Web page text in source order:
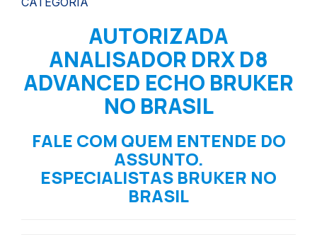
AUTORIZADA
ANALISADOR DRX D8
ADVANCED ECHO BRUKER
NO BRASIL
FALE COM QUEM ENTENDE DO
ASSUNTO.
ESPECIALISTAS BRUKER NO
BRASIL